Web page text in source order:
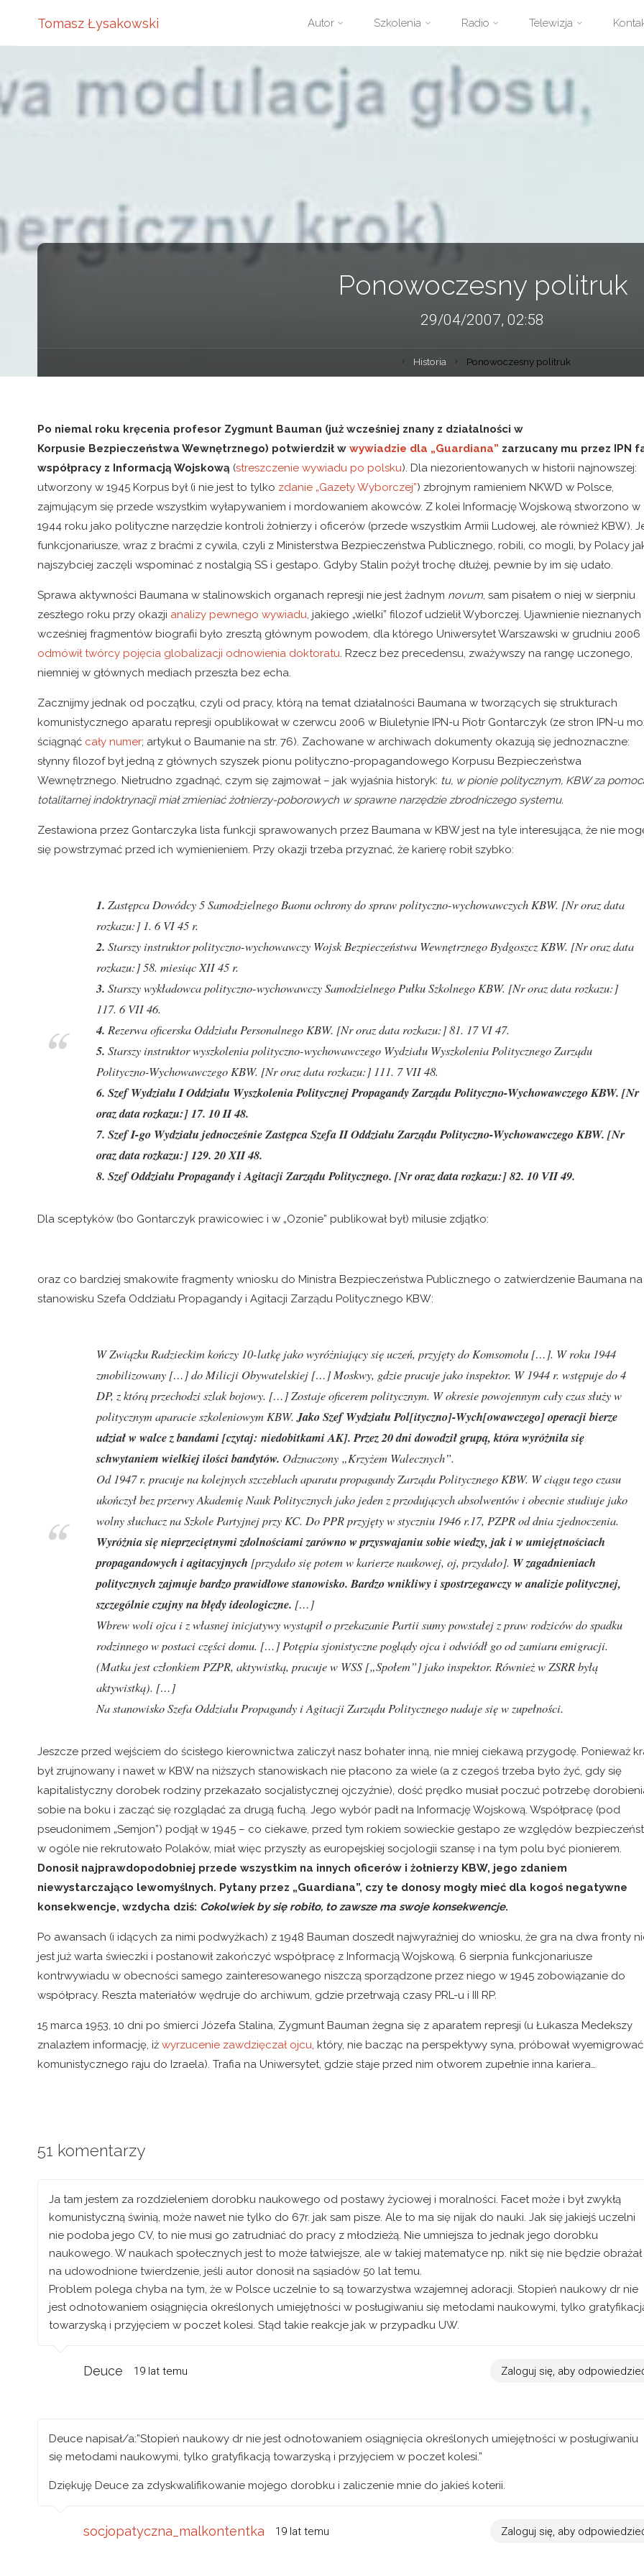
Tomasz Łysakowski Przejdź
treści
Autor Szkolenia Radio Telewizja
Ponowoczesny politruk
29/04/2007, 02:58
Historia Ponowoczesny politruk
Po niemal roku kręcenia profesor Zygmunt Bauman (już wcześniej znany z działalności w
Korpusie Bezpieczeństwa Wewnętrznego) potwierdził w wywiadzie dla „Guardiana” zarzucany mu przez IPN
współpracy z Informacją Wojskową (streszczenie wywiadu po polsku). Dla niezorientowanych w historii najnowszej:
utworzony w 1945 Korpus był (i nie jest to tylko zdanie „Gazety Wyborczej”) zbrojnym ramieniem NKWD w Polsce,
zajmującym się przede wszystkim wyłapywaniem i mordowaniem akowców. Z kolei Informację Wojskową stworzono w
1944 roku jako polityczne narzędzie kontroli żołnierzy i oficerów (przede wszystkim Armii Ludowej, ale również KBW).
funkcjonariusze, wraz z braćmi z cywila, czyli z Ministerstwa Bezpieczeństwa Publicznego, robili, co mogli, by Polacy
najszybciej zaczęli wspominać z nostalgią SS i gestapo. Gdyby Stalin pożył trochę dłużej, pewnie by im się udało.
Sprawa aktywności Baumana w stalinowskich organach represji nie jest żadnym novum, sam pisałem o niej w sierpniu
zeszłego roku przy okazji analizy pewnego wywiadu, jakiego „wielki” filozof udzielił Wyborczej. Ujawnienie nieznanych
wcześniej fragmentów biografii było zresztą głównym powodem, dla którego Uniwersytet Warszawski w grudniu 2006
odmówił twórcy pojęcia globalizacji odnowienia doktoratu. Rzecz bez precedensu, zważywszy na rangę uczonego,
niemniej w głównych mediach przeszła bez echa.
Zacznijmy jednak od początku, czyli od pracy, którą na temat działalności Baumana w tworzących się strukturach
komunistycznego aparatu represji opublikował w czerwcu 2006 w Biuletynie IPN-u Piotr Gontarczyk (ze stron IPN-u
ściągnąć cały numer; artykuł o Baumanie na str. 76). Zachowane w archiwach dokumenty okazują się jednoznaczne:
słynny filozof był jedną z głównych szyszek pionu polityczno-propagandowego Korpusu Bezpieczeństwa
Wewnętrznego. Nietrudno zgadnąć, czym się zajmował – jak wyjaśnia historyk: tu, w pionie politycznym, KBW za
totalitarnej indoktrynacji miał zmieniać żołnierzy-poborowych w sprawne narzędzie zbrodniczego systemu.
Zestawiona przez Gontarczyka lista funkcji sprawowanych przez Baumana w KBW jest na tyle interesująca, że nie
się powstrzymać przed ich wymienieniem. Przy okazji trzeba przyznać, że karierę robił szybko:
1. Zastępca Dowódcy 5 Samodzielnego Baonu ochrony do spraw polityczno-wychowawczych KBW. [Nr oraz data
rozkazu:] 1. 6 VI 45 r.
2. Starszy instruktor polityczno-wychowawczy Wojsk Bezpieczeństwa Wewnętrznego Bydgoszcz KBW. [Nr oraz data
rozkazu:] 58. miesiąc XII 45 r.
3. Starszy wykładowca polityczno-wychowawczy Samodzielnego Pułku Szkolnego KBW. [Nr oraz data rozkazu:]
117. 6 VII 46.
4. Rezerwa oficerska Oddziału Personalnego KBW. [Nr oraz data rozkazu:] 81. 17 VI 47.
5.Starszy instruktor wyszkolenia polityczno-wychowawczego Wydziału Wyszkolenia Politycznego Zarządu
Polityczno-Wychowawczego KBW. [Nr oraz data rozkazu:] 111. 7 VII 48.
6. Szef Wydziału I Oddziału Wyszkolenia Politycznej Propagandy Zarządu Polityczno-Wychowawczego KBW. [Nr
oraz data rozkazu:] 17. 10 II 48.
7. Szef I-go Wydziału jednocześnie Zastępca Szefa II Oddziału Zarządu Polityczno-Wychowawczego KBW. [Nr
oraz data rozkazu:] 129. 20 XII 48.
8. Szef Oddziału Propagandy i Agitacji Zarządu Politycznego. [Nr oraz data rozkazu:] 82. 10 VII 49.
Dla sceptyków (bo Gontarczyk prawicowiec i w „Ozonie” publikował był) milusie zdjątko:
oraz co bardziej smakowite fragmenty wniosku do Ministra Bezpieczeństwa Publicznego o zatwierdzenie Baumana na
stanowisku Szefa Oddziału Propagandy i Agitacji Zarządu Politycznego KBW:
W Związku Radzieckim kończy 10-latkę jako wyróżniający się uczeń, przyjęty do Komsomołu […]. W roku 1944
zmobilizowany […]do Milicji Obywatelskiej […]Moskwy, gdzie pracuje jako inspektor. W 1944 r. wstępuje do 4
DP, z którą przechodzi szlak bojowy. […]Zostaje oficerem politycznym. W okresie powojennym cały czas służy w
politycznym aparacie szkoleniowym KBW. Jako Szef Wydziału Pol[ityczno]-Wych[owawczego] operacji bierze
udział w walce z bandami[czytaj:niedobitkami AK]. Przez 20 dni dowodził grupą, która wyróżniła się
schwytaniem wielkiej ilości bandytów. Odznaczony „Krzyżem Walecznych”.
Od 1947 r. pracuje na kolejnych szczeblach aparatu propagandy Zarządu Politycznego KBW. W ciągu tego czasu
ukończył bez przerwy Akademię Nauk Politycznych jako jeden z przodujących absolwentów i obecnie studiuje jako
wolny słuchacz na Szkole Partyjnej przy KC. Do PPR przyjęty w styczniu 1946 r.17, PZPR od dnia zjednoczenia.
Wyróżnia się nieprzeciętnymi zdolnościami zarówno w przyswajaniu sobie wiedzy, jak i w umiejętnościach
propagandowych i agitacyjnych [przydało się potem w karierze naukowej, oj, przydało]. W zagadnieniach
politycznych zajmuje bardzo prawidłowe stanowisko. Bardzo wnikliwy i spostrzegawczy w analizie politycznej,
szczególnie czujny na błędy ideologiczne. […]
Wbrew woli ojca i z własnej inicjatywy wystąpił o przekazanie Partii sumy powstałej z praw rodziców do spadku
rodzinnego w postaci części domu. […]Potępia sjonistyczne poglądy ojca i odwiódł go od zamiaru emigracji.
(Matka jest członkiem PZPR, aktywistką, pracuje w WSS[„Społem”]jako inspektor. Również w ZSRR byłą
aktywistką). […]
Na stanowisko Szefa Oddziału Propagandy i Agitacji Zarządu Politycznego nadaje się w zupełności.
Jeszcze przed wejściem do ścisłego kierownictwa zaliczył nasz bohater inną, nie mniej ciekawą przygodę. Ponieważ
był zrujnowany i nawet w KBW na niższych stanowiskach nie płacono za wiele (a z czegoś trzeba było żyć, gdy się
kapitalistyczny dorobek rodziny przekazało socjalistycznej ojczyźnie), dość prędko musiał poczuć potrzebę
sobie na boku i zacząć się rozglądać za drugą fuchą. Jego wybór padł na Informację Wojskową. Współpracę (pod
pseudonimem „Semjon”) podjął w 1945 – co ciekawe, przed tym rokiem sowieckie gestapo ze względów
w ogóle nie rekrutowało Polaków, miał więc przyszły as europejskiej socjologii szansę i na tym polu być pionierem.
Donosił najprawdopodobniej przede wszystkim na innych oficerów i żołnierzy KBW, jego zdaniem
niewystarczająco lewomyślnych. Pytany przez „Guardiana”, czy te donosy mogły mieć dla kogoś negatywne
konsekwencje, wzdycha dziś: Cokolwiek by się robiło, to zawsze ma swoje konsekwencje.
Po awansach (i idących za nimi podwyżkach) z 1948 Bauman doszedł najwyraźniej do wniosku, że gra na dwa fronty
jest już warta świeczki i postanowił zakończyć współpracę z Informacją Wojskową. 6 sierpnia funkcjonariusze
kontrwywiadu w obecności samego zainteresowanego niszczą sporządzone przez niego w 1945 zobowiązanie do
współpracy. Reszta materiałów wędruje do archiwum, gdzie przetrwają czasy PRL-u i III RP.
15 marca 1953, 10 dni po śmierci Józefa Stalina, Zygmunt Bauman żegna się z aparatem represji (u Łukasza Medekszy
znalazłem informację, iż wyrzucenie zawdzięczał ojcu, który, nie bacząc na perspektywy syna, próbował
komunistycznego raju do Izraela). Trafia na Uniwersytet, gdzie staje przed nim otworem zupełnie inna kariera…
51 komentarzy
Ja tam jestem za rozdzieleniem dorobku naukowego od postawy życiowej i moralności. Facet może i był zwykłą
komunistyczną świnią, może nawet nie tylko do 67r. jak sam pisze. Ale to ma się nijak do nauki. Jak się jakiejś uczelni
nie podoba jego CV, to nie musi go zatrudniać do pracy z młodzieżą. Nie umniejsza to jednak jego dorobku
naukowego. W naukach społecznych jest to może łatwiejsze, ale w takiej matematyce np. nikt się nie będzie obrażał
na udowodnione twierdzenie, jeśli autor donosił na sąsiadów 50 lat temu.
Problem polega chyba na tym, że w Polsce uczelnie to są towarzystwa wzajemnej adoracji. Stopień naukowy dr nie
jest odnotowaniem osiągnięcia określonych umiejętności w posługiwaniu się metodami naukowymi, tylko
towarzyską i przyjęciem w poczet kolesi. Stąd takie reakcje jak w przypadku UW.
Deuce 19 lat temu Zaloguj się, aby
Deuce napisał/a:”Stopień naukowy dr nie jest odnotowaniem osiągnięcia określonych umiejętności w posługiwaniu
się metodami naukowymi, tylko gratyfikacją towarzyską i przyjęciem w poczet kolesi.”
Dziękuję Deuce za zdyskwalifikowanie mojego dorobku i zaliczenie mnie do jakieś koterii.
socjopatyczna_malkontentka 19 lat temu Zaloguj się, aby